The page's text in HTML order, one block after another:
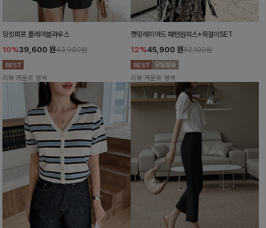
밍킷퍼프 플레어블라우스
10%39,600 원43,900원
리뷰 카운트 영역
캣밍레이어드 패턴원피스+목걸이SET
12%45,900 원52,100원
리뷰 카운트 영역